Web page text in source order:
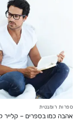
ספרות רומנטית
אהבה כמו בספרים – קלייר